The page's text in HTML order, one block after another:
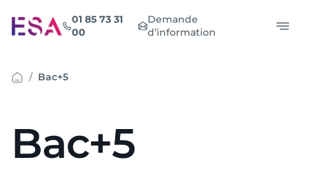
au
contenu
01 85 73 31
00
Demande
d’information
Bac+5
Bac+5